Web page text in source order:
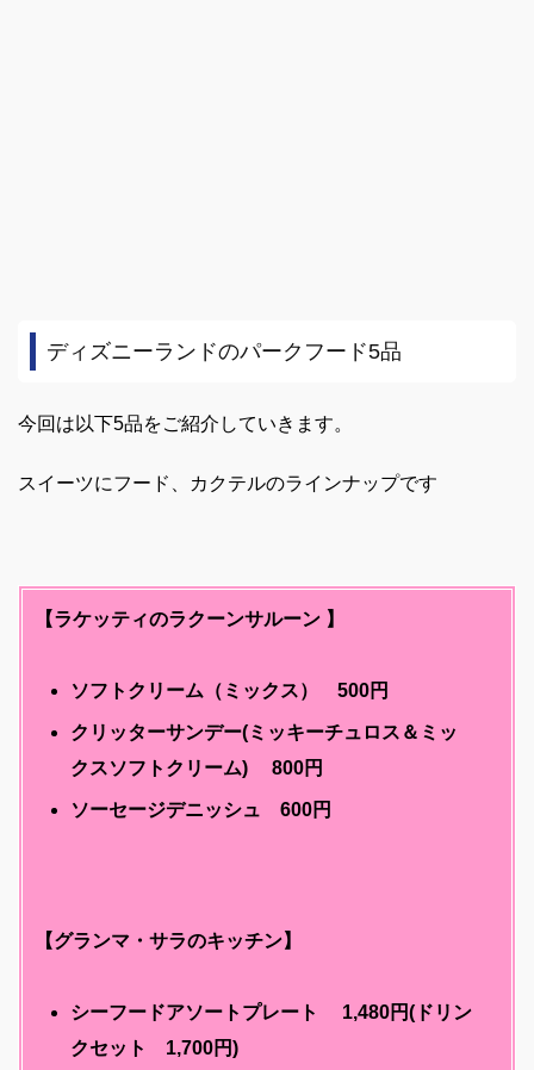
ディズニーランドのパークフード5品
今回は以下5品をご紹介していきます。
スイーツにフード、カクテルのラインナップです
【ラケッティのラクーンサルーン 】
ソフトクリーム（ミックス） 500円
クリッターサンデー(ミッキーチュロス＆ミッ
クスソフトクリーム) 800円
ソーセージデニッシュ 600円
【グランマ・サラのキッチン】
シーフードアソートプレート
1,480円(ドリン
クセット 1,700円)